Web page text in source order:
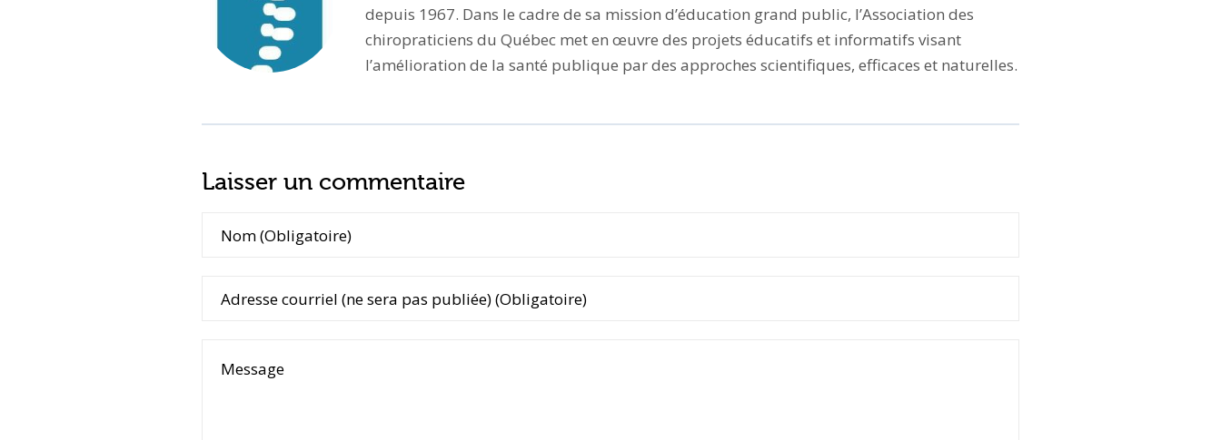
depuis 1967. Dans le cadre de sa mission d’éducation grand public, l’Association des
chiropraticiens du Québec met en œuvre des projets éducatifs et informatifs visant
l’amélioration de la santé publique par des approches scientifiques, efficaces et naturelles.
Laisser un commentaire